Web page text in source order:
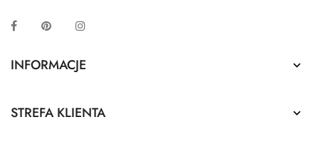
Facebook Pinterest
INFORMACJE 
STREFA KLIENTA 